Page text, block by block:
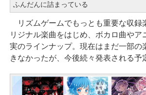
ふんだんに詰まっている
リズムゲームでもっとも重要な収録
リジナル楽曲をはじめ、ボカロ曲やア
実のラインナップ。現在はまだ一部の
きなかったが、今後続々発表される予